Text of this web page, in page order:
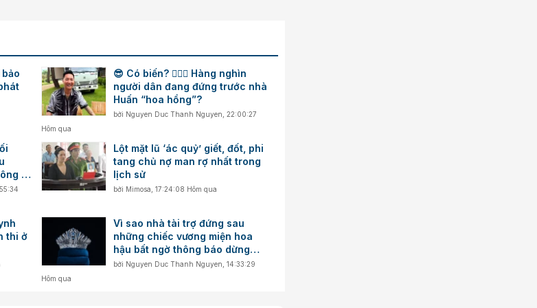
😎 Có biến? 👮🏻‍♂️ Hàng nghìn
người dân đang đứng trước nhà
Huấn “hoa hồng”?
bởi Nguyen Duc Thanh Nguyen, 22:00:27
Hôm qua
y,
Lột mặt lũ ‘ác quỷ’ giết, đốt, phi
tang chủ nợ man rợ nhất trong
lịch sử
bởi Mimosa, 17:24:08 Hôm qua
thi ở
Vì sao nhà tài trợ đứng sau
những chiếc vương miện hoa
hậu bất ngờ thông báo dừng
hoạt động?
bởi Nguyen Duc Thanh Nguyen, 14:33:29
Hôm qua